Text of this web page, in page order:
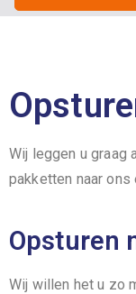
Wij leggen u graag
pakketten naar ons
Opsturen
Wij willen het u zo